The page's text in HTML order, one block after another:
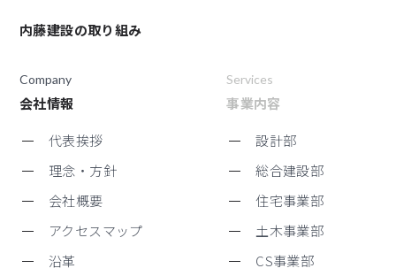
内藤建設の取り組み
Services
事業内容
設計部
総合建設部
住宅事業部
土木事業部
CS事業部
Company
会社情報
代表挨拶
理念・方針
会社概要
アクセスマップ
沿革